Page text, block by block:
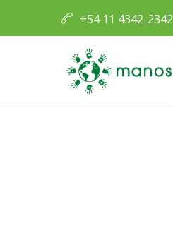
+54 11 4342-2342